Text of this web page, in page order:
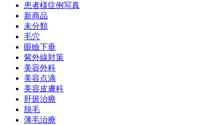
患者様症例写真
新商品
未分類
毛穴
眼瞼下垂
紫外線対策
美容外科
美容点滴
美容皮膚科
肝斑治療
脱毛
薄毛治療